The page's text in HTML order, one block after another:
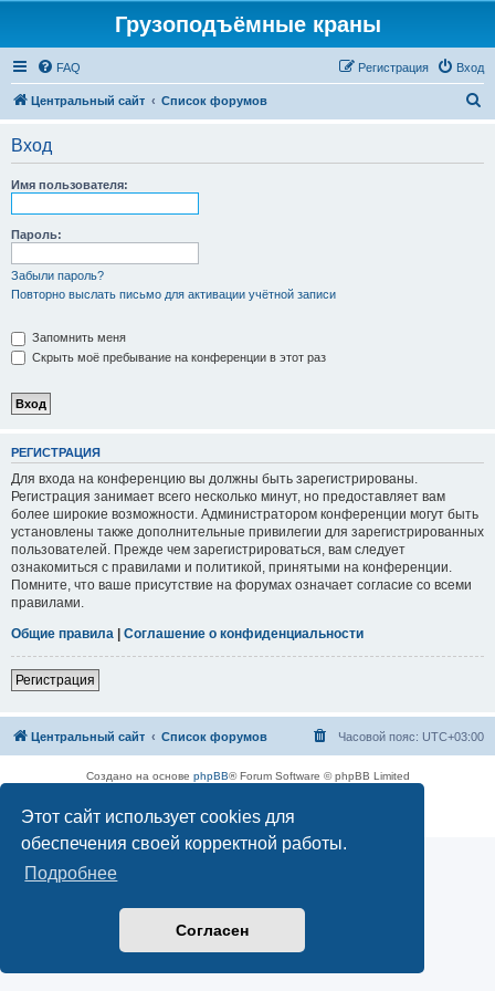
Этот сайт использует cookies для
обеспечения своей корректной работы.
Подробнее
Согласен
Грузоподъёмные краны
FAQ Вход
Регистрация
Центральный сайт Список форумов
Вход
Имя пользователя:
Пароль:
Забыли пароль?
Повторно выслать письмо для активации учётной записи
Запомнить меня
Скрыть моё пребывание на конференции в этот раз
РЕГИСТРАЦИЯ
Для входа на конференцию вы должны быть зарегистрированы.
Регистрация занимает всего несколько минут, но предоставляет вам
более широкие возможности. Администратором конференции могут быть
установлены также дополнительные привилегии для зарегистрированных
пользователей. Прежде чем зарегистрироваться, вам следует
ознакомиться с правилами и политикой, принятыми на конференции.
Помните, что ваше присутствие на форумах означает согласие со всеми
правилами.
Общие правила | Соглашение о конфиденциальности
Регистрация
Центральный сайт Список форумов Часовой пояс: UTC+03:00
Создано на основе phpBB® Forum Software © phpBB Limited
Конфиденциальность|Правила